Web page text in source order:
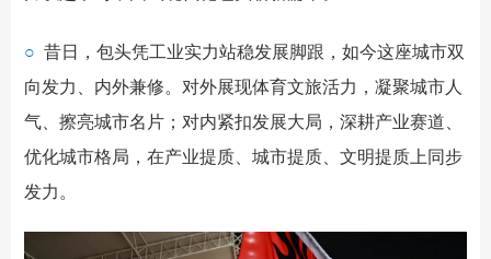
○ 昔日，包头凭工业实力站稳发展脚跟，如今这座城市双
向发力、内外兼修。对外展现体育文旅活力，凝聚城市人
气、擦亮城市名片；对内紧扣发展大局，深耕产业赛道、
优化城市格局，在产业提质、城市提质、文明提质上同步
发力。